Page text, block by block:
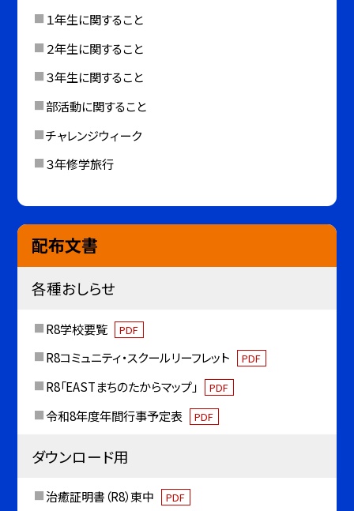
１年生に関すること
２年生に関すること
３年生に関すること
部活動に関すること
チャレンジウィーク
３年修学旅行
配布文書
各種おしらせ
R8学校要覧 PDF
R8コミュニティ・スクールリーフレット PDF
R8「EASTまちのたからマップ」 PDF
令和8年度年間行事予定表 PDF
ダウンロード用
治癒証明書（R8）東中 PDF